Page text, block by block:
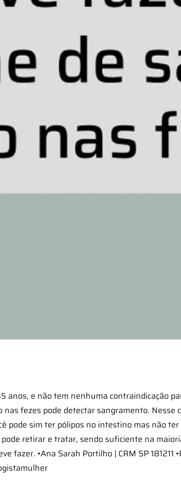
anos, e não tem nenhuma contraindicação
fezes pode detectar sangramento. Nesse
pode sim ter pólipos no intestino mas não
retirar e tratar, sendo suficiente na
fazer. •Ana Sarah Portilho | CRM SP 181211